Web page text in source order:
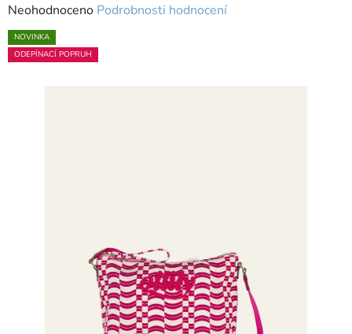
Průměrné
hodnocení
produktu
Neohodnoceno Podrobnosti hodnocení
NOVINKA
ODEPÍNACÍ POPRUH